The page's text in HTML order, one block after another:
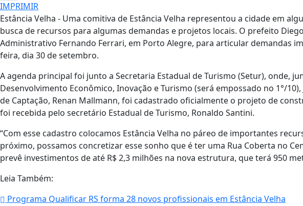
IMPRIMIR
Estância Velha - Uma comitiva de Estância Velha representou a cidade em
busca de recursos para algumas demandas e projetos locais. O prefeito
Administrativo Fernando Ferrari, em Porto Alegre, para articular demandas
feira, dia 30 de setembro.
A agenda principal foi junto a Secretaria Estadual de Turismo (Setur), onde,
Desenvolvimento Econômico, Inovação e Turismo (será empossado no 1°/
de Captação, Renan Mallmann, foi cadastrado oficialmente o projeto de
foi recebida pelo secretário Estadual de Turismo, Ronaldo Santini.
“Com esse cadastro colocamos Estância Velha no páreo de importantes
próximo, possamos concretizar esse sonho que é ter uma Rua Coberta no
prevê investimentos de até R$ 2,3 milhões na nova estrutura, que terá 950
Leia Também:
Programa Qualificar RS forma 28 novos profissionais em Estância Velha